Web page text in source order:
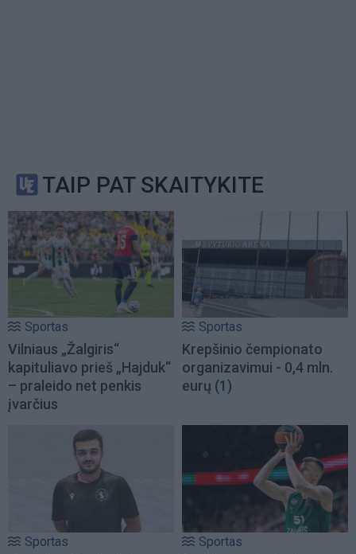
TAIP PAT SKAITYKITE
Sportas
Vilniaus „Žalgiris“
kapituliavo prieš „Hajduk“
– praleido net penkis
įvarčius
Sportas
Krepšinio čempionato
organizavimui - 0,4 mln.
eurų (1)
Sportas Sportas